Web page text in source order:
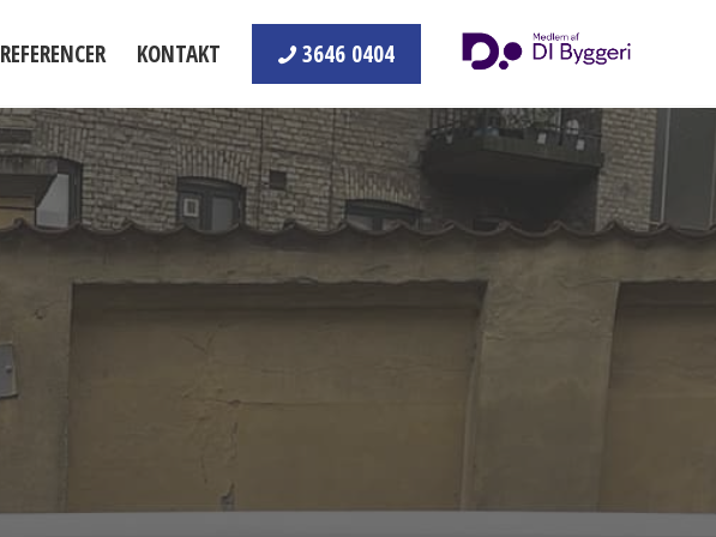
REFERENCER KONTAKT 3646 0404